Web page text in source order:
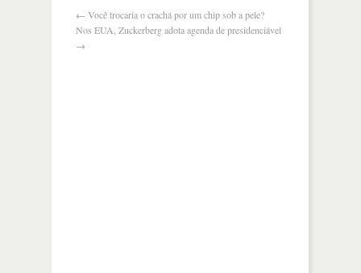
← Você trocaria o crachá por um chip sob a pele?
Nos EUA, Zuckerberg adota agenda de presidenciável
→